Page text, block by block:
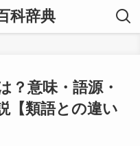
科辞典
？意味・語源・
【類語との違い